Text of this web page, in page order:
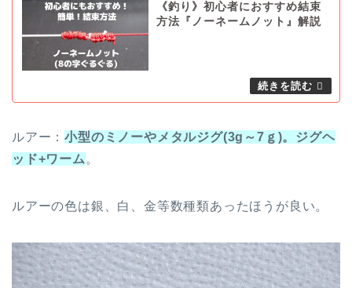
《釣り》初心者におすすめ結束
方法『ノーネームノット』解説
ルアー：小型のミノーやメタルジグ(3g～7ｇ)。ジグヘ
ッド+ワーム 。
ルアーの色は銀、白、金等数種類あったほうが良い。